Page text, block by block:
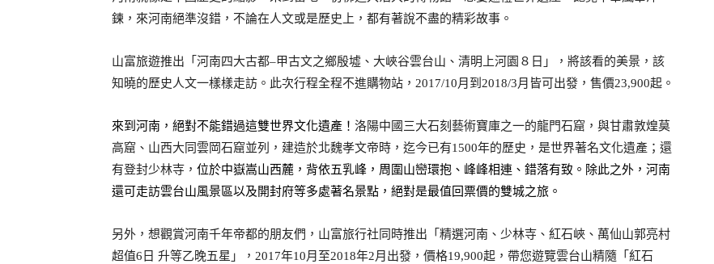
鍊，來河南絕準沒錯，不論在人文或是歷史上，都有著說不盡的精彩故事。
山富旅遊推出「河南四大古都–甲古文之鄉殷墟、大峽谷雲台山、清明上河園８日」，將該看的美景，該
知曉的歷史人文一樣樣走訪。此次行程全程不進購物站， 2017/10月到2018/3月皆可出發，售價23,900起。
來到河南，絕對不能錯過這雙世界文化遺產！ 洛陽中國三大石刻藝術寶庫之一的龍門石窟，與甘肅敦煌莫
高窟、山西大同雲岡石窟並列，建造於北魏孝文帝時，迄今已有1500年的歷史，是世界著名文化遺產；還
有登封少林寺， 位於中嶽嵩山西麓，背依五乳峰，周圍山巒環抱、峰峰相連、錯落有致。除此之外，河南
還可走訪雲台山風景區以及開封府等多處著名景點，絕對是最值回票價的雙城之旅。
另外，想觀賞河南千年帝都的朋友們，山富旅行社同時推出「精選河南、少林寺、紅石峽、萬仙山郭亮村
超值6日 升等乙晚五星」， 2017年10月至2018年2月出發，價格19,900起，帶您遊覽雲台山精隨「紅石